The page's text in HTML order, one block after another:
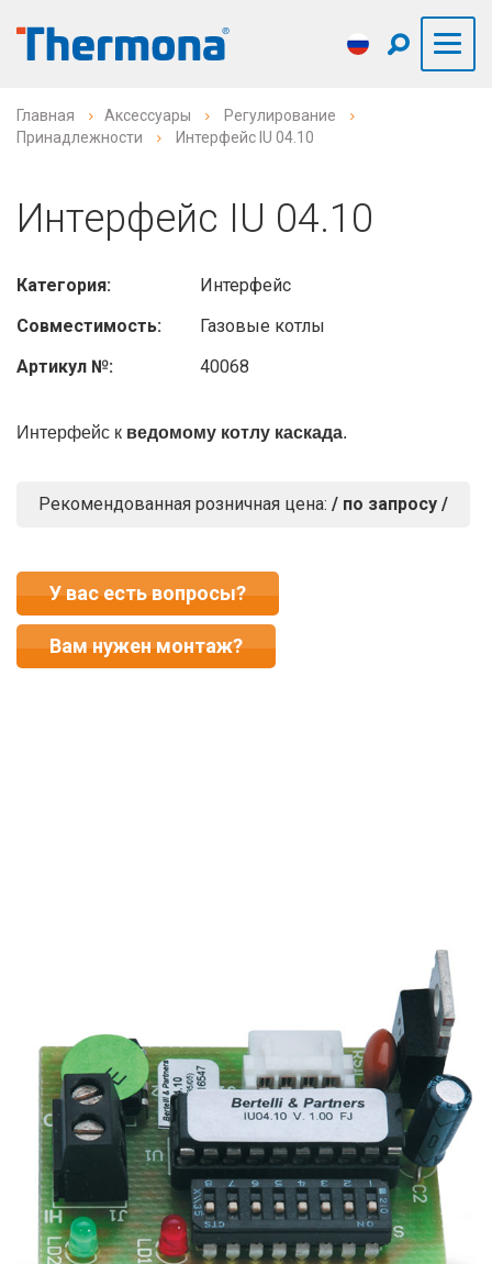
Главная Аксессуары
Регулирование
Принадлежности
Интерфейс IU 04.10
Интерфейс IU 04.10
Категория:
Интерфейс
Совместимость:
Газовые котлы
Артикул №:
40068
Интерфейс к ведомому котлу каскада.
Рекомендованная розничная цена: / по запросу /
У вас есть вопросы?
Вам нужен монтаж?